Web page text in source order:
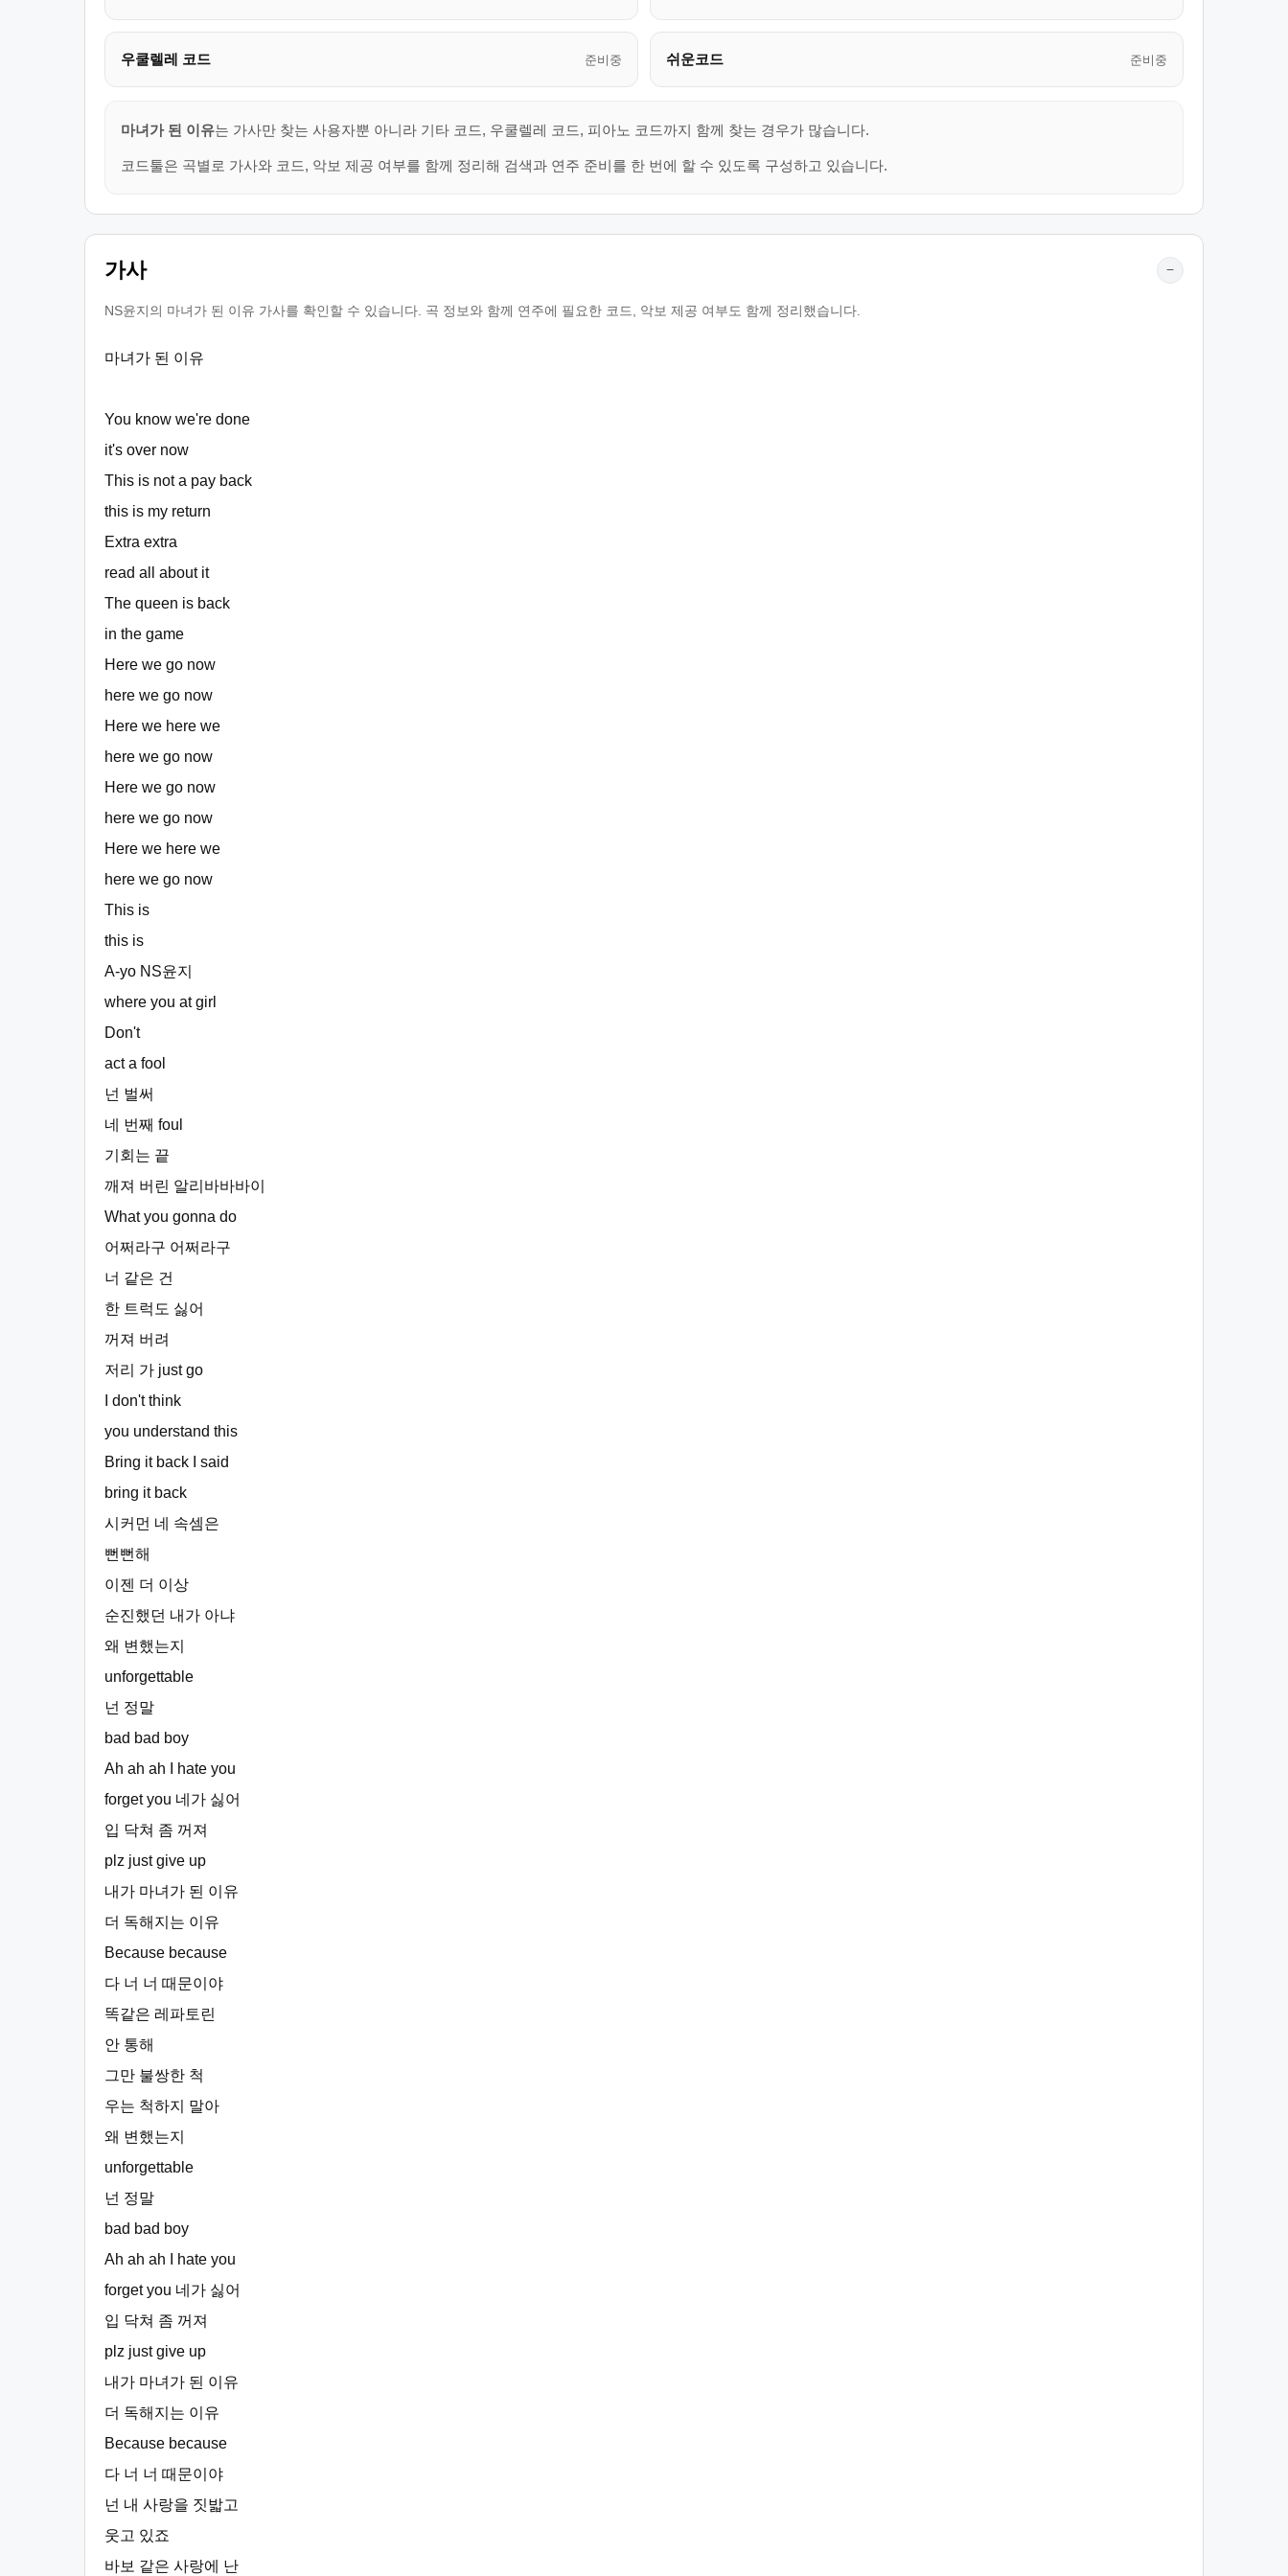
우쿨렐레 코드 준비중 쉬운코드 준비중
마녀가 된 이유는 가사만 찾는 사용자뿐 아니라 기타 코드, 우쿨렐레 코드, 피아노 코드까지 함께 찾는 경우가 많습니다.
코드툴은 곡별로 가사와 코드, 악보 제공 여부를 함께 정리해 검색과 연주 준비를 한 번에 할 수 있도록 구성하고 있습니다.
가사 −
NS윤지의 마녀가 된 이유 가사를 확인할 수 있습니다. 곡 정보와 함께 연주에 필요한 코드, 악보 제공 여부도 함께 정리했습니다.
마녀가 된 이유
You know we're done
it's over now
This is not a pay back
this is my return
Extra extra
read all about it
The queen is back
in the game
Here we go now
here we go now
Here we here we
here we go now
Here we go now
here we go now
Here we here we
here we go now
This is
this is
A-yo NS윤지
where you at girl
Don't
act a fool
넌 벌써
네 번째 foul
기회는 끝
깨져 버린 알리바바바이
What you gonna do
어쩌라구 어쩌라구
너 같은 건
한 트럭도 싫어
꺼져 버려
저리 가 just go
I don't think
you understand this
Bring it back I said
bring it back
시커먼 네 속셈은
뻔뻔해
이젠 더 이상
순진했던 내가 아냐
왜 변했는지
unforgettable
넌 정말
bad bad boy
Ah ah ah I hate you
forget you 네가 싫어
입 닥쳐 좀 꺼져
plz just give up
내가 마녀가 된 이유
더 독해지는 이유
Because because
다 너 너 때문이야
똑같은 레파토린
안 통해
그만 불쌍한 척
우는 척하지 말아
왜 변했는지
unforgettable
넌 정말
bad bad boy
Ah ah ah I hate you
forget you 네가 싫어
입 닥쳐 좀 꺼져
plz just give up
내가 마녀가 된 이유
더 독해지는 이유
Because because
다 너 너 때문이야
넌 내 사랑을 짓밟고
웃고 있죠
바보 같은 사랑에 난